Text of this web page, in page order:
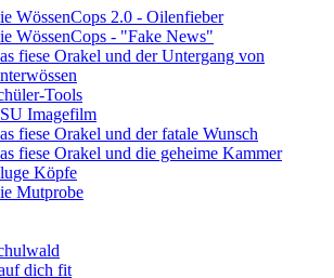
WössenCops 2.0 - Oilenfieber
WössenCops - "Fake News"
fiese Orakel und der Untergang von
Tools
Imagefilm
fiese Orakel und der fatale Wunsch
fiese Orakel und die geheime Kammer
Köpfe
Mutprobe
dich fit